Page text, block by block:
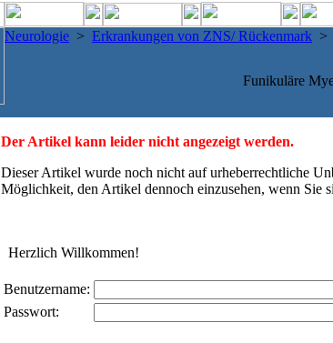
Neurologie > Erkrankungen von ZNS/ Rückenmark >
Funikuläre
Der Artikel kann leider nicht angezeigt werden.
Dieser Artikel wurde noch nicht auf urheberrechtliche
Möglichkeit, den Artikel dennoch einzusehen, wenn Sie
Herzlich Willkommen!
Benutzername:
Passwort: